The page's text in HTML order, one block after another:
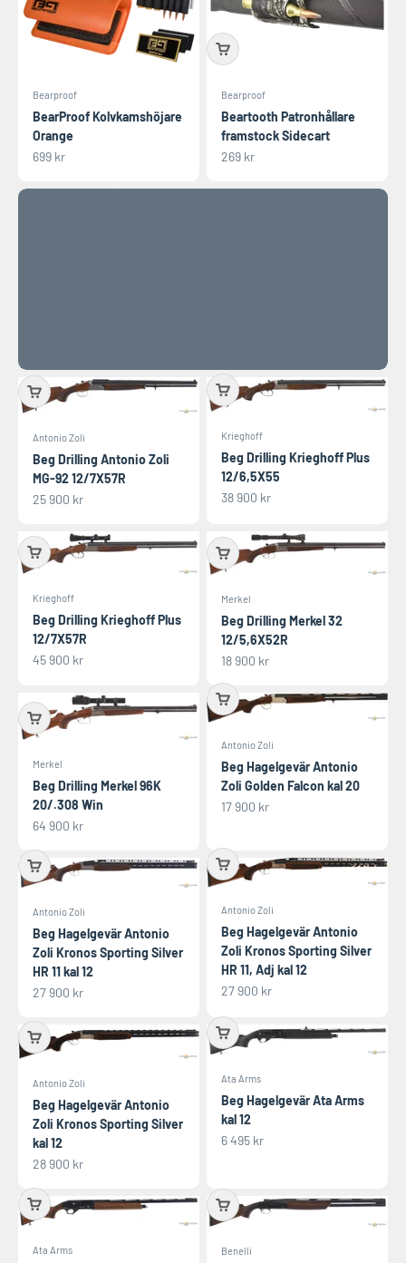
Bearproof
BearProof Kolvkamshöjare
Orange
REA-pris
699 kr
Vapenpaket Browning X-Bolt 2
Bearproof
Beartooth Patronhållare
framstock Sidecart
REA-pris
269 kr
Antonio Zoli
Beg Drilling Antonio Zoli
MG-92 12/7X57R
REA-pris
25 900 kr
Krieghoff
Beg Drilling Krieghoff Plus
12/6,5X55
REA-pris
38 900 kr
Krieghoff
Beg Drilling Krieghoff Plus
12/7X57R
REA-pris
45 900 kr
Merkel
Beg Drilling Merkel 32
12/5,6X52R
REA-pris
18 900 kr
Merkel
Beg Drilling Merkel 96K
20/.308 Win
REA-pris
64 900 kr
Antonio Zoli
Beg Hagelgevär Antonio
Zoli Golden Falcon kal 20
REA-pris
17 900 kr
Antonio Zoli
Beg Hagelgevär Antonio
Zoli Kronos Sporting Silver
HR 11 kal 12
REA-pris
27 900 kr
Antonio Zoli
Beg Hagelgevär Antonio
Zoli Kronos Sporting Silver
HR 11, Adj kal 12
REA-pris
27 900 kr
Antonio Zoli
Beg Hagelgevär Antonio
Zoli Kronos Sporting Silver
kal 12
REA-pris
28 900 kr
Ata Arms
Beg Hagelgevär Ata Arms
kal 12
REA-pris
6 495 kr
Ata Arms Benelli